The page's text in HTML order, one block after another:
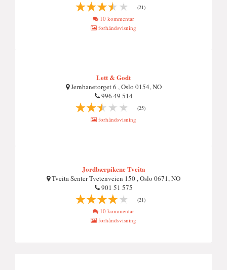
(21)
10 kommentar
forhåndsvisning
Lett & Godt
Jernbanetorget 6 , Oslo 0154, NO
996 49 514
(25)
forhåndsvisning
Jordbærpikene Tveita
Tveita Senter Tvetenveien 150 , Oslo 0671, NO
901 51 575
(21)
10 kommentar
forhåndsvisning